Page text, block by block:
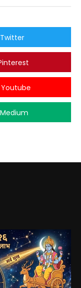
Twitter
Youtube
Medium